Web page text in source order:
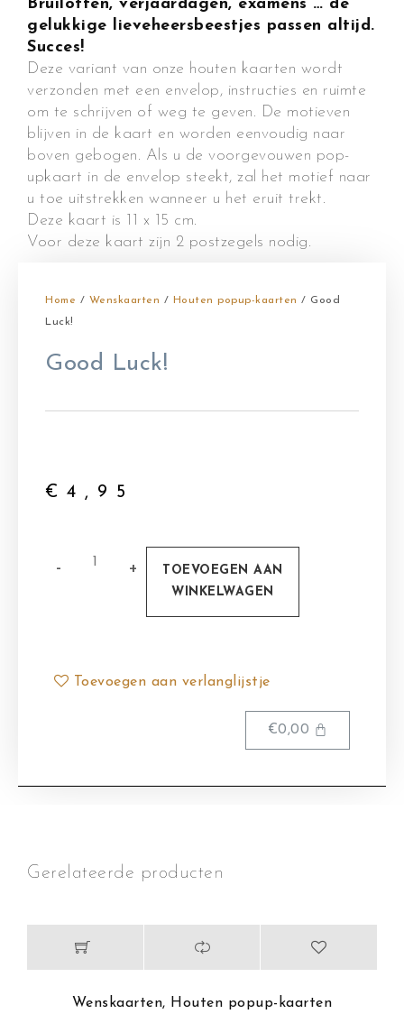
Bruiloften, verjaardagen, examens … de
gelukkige lieveheersbeestjes passen altijd.
Succes!
Deze variant van onze houten kaarten wordt
verzonden met een envelop, instructies en ruimte
om te schrijven of weg te geven. De motieven
blijven in de kaart en worden eenvoudig naar
boven gebogen. Als u de voorgevouwen pop-
upkaart in de envelop steekt, zal het motief naar
u toe uitstrekken wanneer u het eruit trekt.
Deze kaart is 11 x 15 cm.
Voor deze kaart zijn 2 postzegels nodig.
Home / Wenskaarten / Houten popup-kaarten / Good
Luck!
Good Luck!
€ 4,95
TOEVOEGEN AAN
WINKELWAGEN
Toevoegen aan verlanglijstje
€0,00
Gerelateerde producten
Wenskaarten, Houten popup-kaarten